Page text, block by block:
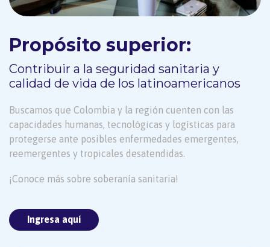
Propósito superior:
Contribuir a la seguridad sanitaria y
calidad de vida de los latinoamericanos
Buscamos que Colombia y la región cuenten con las
capacidades humanas, tecnológicas y logísticas para
protegerse ante posibles enfermedades emergentes,
reemergentes y tropicales desatendidas.
¡Conoce más sobre soberanía sanitaria!
Ingresa aquí